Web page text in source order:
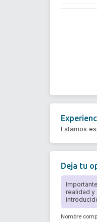
Estamos
Deja tu
realidad y
Nombre